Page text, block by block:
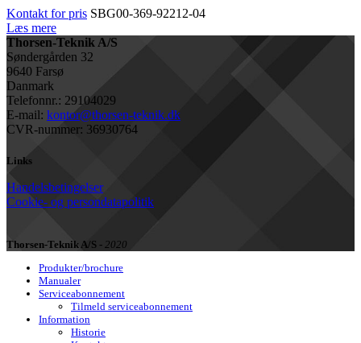
Kontakt for pris SBG00-369-92212-04
Læs mere
Thorsen-Teknik A/S
Søndergården 32
9640 Farsø
Danmark
Telefonnr.: 29104029
E-mail: kontor@thorsen-teknik.dk
CVR-nummer: 36930764
Links
Handelsbetingelser
Cookie- og persondatapolitik
Thorsen-Teknik A/S - 2020
Produkter/brochure
Manualer
Serviceabonnement
Tilmeld serviceabonnement
Information
Historie